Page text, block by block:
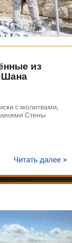
из
Шана
с молитвами,
Стены
Читать далее >